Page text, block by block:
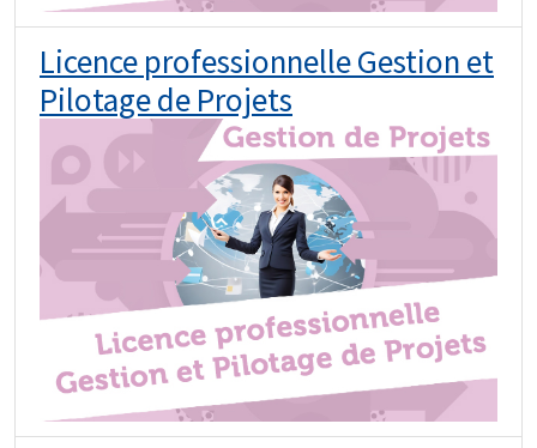
Licence professionnelle Gestion et
Pilotage de Projets